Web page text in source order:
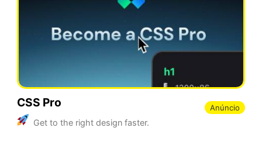
CSS Pro
Get to the right design faster.
Anúncio